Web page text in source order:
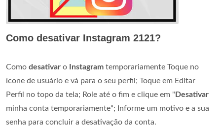
Como desativar Instagram 2121?
Como desativar o Instagram temporariamente Toque no
ícone de usuário e vá para o seu perfil; Toque em Editar
Perfil no topo da tela; Role até o fim e clique em " Desativar
minha conta temporariamente"; Informe um motivo e a sua
senha para concluir a desativação da conta.